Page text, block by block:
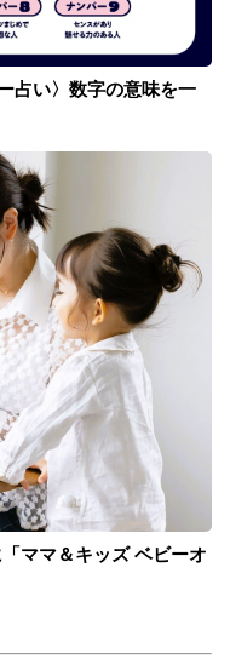
占い〉数字の意味を一
ママ＆キッズ ベビーオ